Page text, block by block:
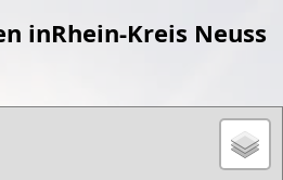
inRhein-Kreis Neuss